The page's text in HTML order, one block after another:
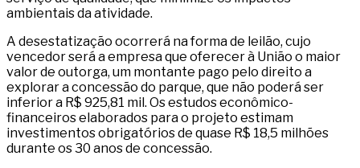
ambientais da atividade.
A desestatização ocorrerá na forma de leilão, cujo
vencedor será a empresa que oferecer à União o maior
valor de outorga, um montante pago pelo direito a
explorar a concessão do parque, que não poderá ser
inferior a R$ 925,81 mil. Os estudos econômico-
financeiros elaborados para o projeto estimam
investimentos obrigatórios de quase R$ 18,5 milhões
durante os 30 anos de concessão.